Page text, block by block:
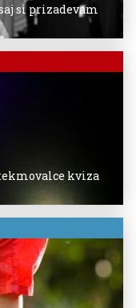
si prizadevam
kviza